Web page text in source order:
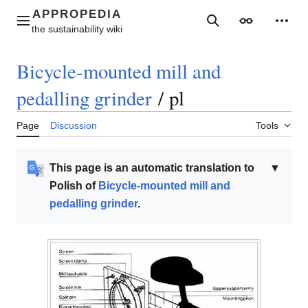
contentMain menu SearchAppearance
Bicycle-mounted mill and
pedalling grinder / pl
Page Discussion Tools
▼
This page is an automatic translation to
Polish of Bicycle-mounted mill and
pedalling grinder.